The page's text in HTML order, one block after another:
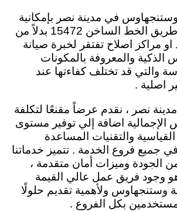
وستنجهاوس في مدينة نصر بإمكانية
الوصول إلينا عن طريق الخط الساخن 15472 بدلاً من
او مراكز اصلاح تفتقر لخبرة صيانة
الذكية والمعروفة بالمكونات
والتي قد تختلف كفاءتها عند
اصلية .
نصر ، نقدم عرضاً مقنعًا لتكلفة
الإجمالية اضافة إلي توفير مستوى
والتقنيات المساعدة
جميع فروع الخدمة . تتميز خدماتنا
الجودة وميزات أمان متقدمة ،
هو وجود فريق عمل عالي القيمة
وستنجهاوس ولأهمية تقديم حلولًا
بكل الفروع .